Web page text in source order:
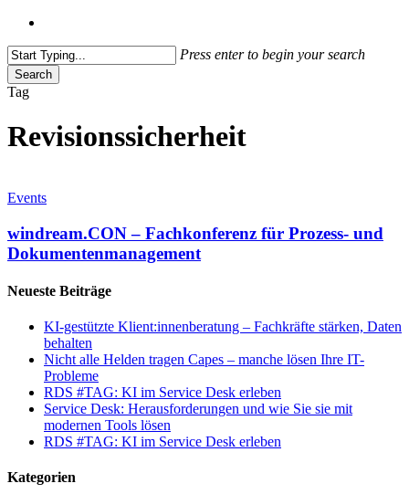
Press enter to begin your search
Search
Close
Tag
Revisionssicherheit
–
für
Prozess-
und
Events
windream.CON – Fachkonferenz für Prozess- und
Dokumentenmanagement
Neueste Beiträge
KI-gestützte Klient:innenberatung – Fachkräfte stärken, Daten
behalten
Nicht alle Helden tragen Capes – manche lösen Ihre IT-
Probleme
RDS #TAG: KI im Service Desk erleben
Service Desk: Herausforderungen und wie Sie sie mit
modernen Tools lösen
RDS #TAG: KI im Service Desk erleben
Kategorien